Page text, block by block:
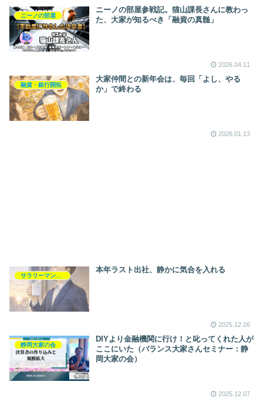
ニーノの部屋
ニーノの部屋参戦記。猫山課長さんに教わっ
た、大家が知るべき「融資の真髄」
2026.04.11
融資・銀行開拓
大家仲間との新年会は、毎回「よし、やる
か」で終わる
2026.01.13
サラリーマンライフ
本年ラスト出社、静かに気合を入れる
2025.12.26
静岡大家の会
DIYより金融機関に行け！と叱ってくれた人が
ここにいた（バランス大家さんセミナー：静
岡大家の会）
2025.12.07